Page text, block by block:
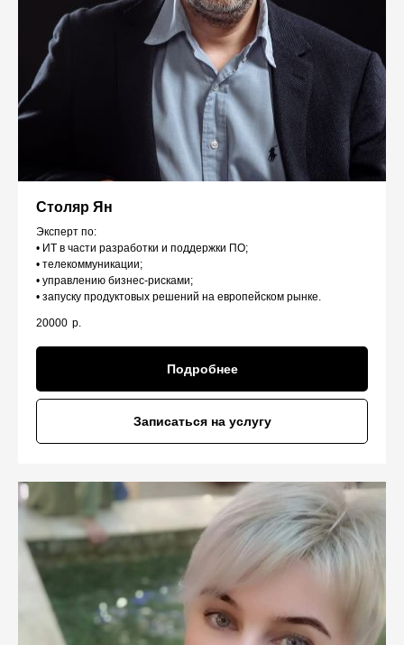
Столяр Ян
Эксперт по:
• ИТ в части разработки и поддержки ПО;
• телекоммуникации;
• управлению бизнес-рисками;
• запуску продуктовых решений на европейском рынке.
20000 р.
Подробнее
Записаться на услугу